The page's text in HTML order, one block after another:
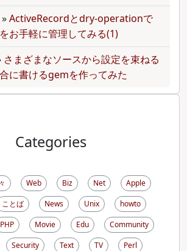
»ActiveRecordとdry-operationで
お手軽に管理してみる(1)
さまざまなソースから設定を束ねる
に書けるgemを作ってみた
Categories
Web Biz Net
Apple
ことば News Unix
howto
PHP Movie Edu
Community
Security Text TV
Perl